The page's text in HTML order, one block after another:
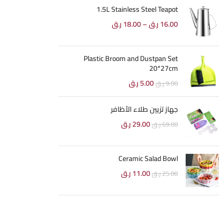
1.5L Stainless Steel Teapot
16.00ر.ق–
18.00ر.ق
Plastic Broom and Dustpan Set
20*27cm
9.00ر.ق5.00ر.ق
جهاز تزيين طلاء الأظافر
69.00ر.ق29.00ر.ق
Ceramic Salad Bowl
25.00ر.ق11.00ر.ق